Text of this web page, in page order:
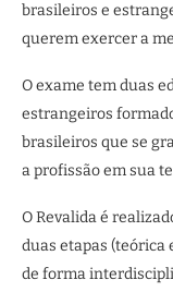
brasileiros e
querem exercer a
O exame tem duas
estrangeiros
brasileiros que se
a profissão em sua
O Revalida é
duas etapas (teórica
de forma